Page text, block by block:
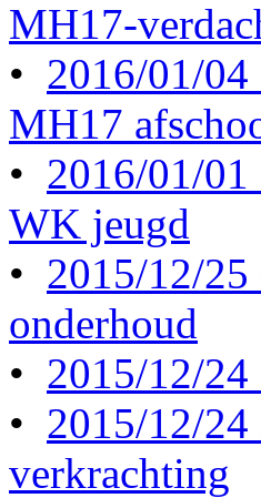
MH17-
• 2016/01/
MH17
• 2016/01/01
WK jeugd
• 2015/12/
onderhoud
• 2015/12/
• 2015/12/24
verkrachting